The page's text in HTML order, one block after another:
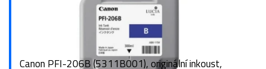
Canon PFI-206B (5311B001), originální inkoust,